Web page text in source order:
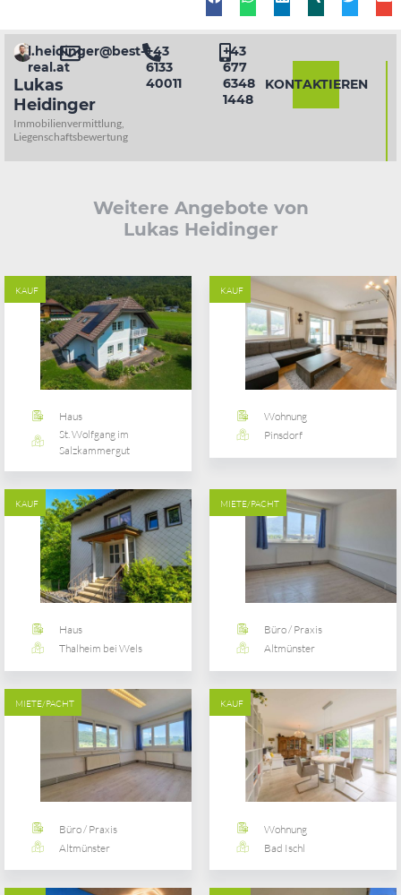
Lukas
Heidinger
Immobilienvermittlung,
Liegenschaftsbewertung
l.heidinger@best-
real.at
+43
6133
40011
+43
677
6348
1448
KONTAKTIEREN
Weitere Angebote von
Lukas Heidinger
KAUF
Haus
St. Wolfgang im
Salzkammergut
KAUF
Wohnung
Pinsdorf
KAUF
Haus
Thalheim bei Wels
MIETE/PACHT
Büro / Praxis
Altmünster
MIETE/PACHT
Büro / Praxis
Altmünster
KAUF
Wohnung
Bad Ischl